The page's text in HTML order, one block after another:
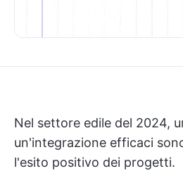
Nel settore edile del 2024,
un'integrazione efficaci
l'esito positivo dei progetti.